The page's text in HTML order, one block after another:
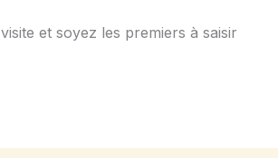
et soyez les premiers à saisir